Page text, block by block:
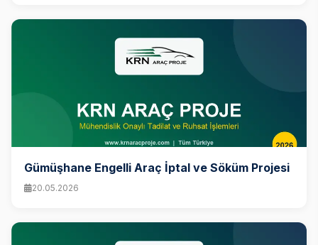
Gümüşhane Engelli Araç İptal ve Söküm Projesi
20.05.2026